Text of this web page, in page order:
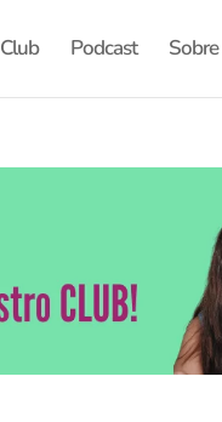
Club Podcast